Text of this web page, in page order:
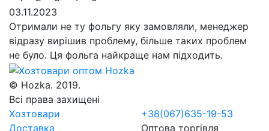
03.11.2023
Отримали не ту фольгу яку замовляли, менеджер
відразу вирішив проблему, більше таких проблем
не було. Ця фольга найкраще нам підходить.
© Hozka. 2019.
Всі права захищені
Хозтовари
Доставка
+38(067)635-19-53
Оптова торгівля